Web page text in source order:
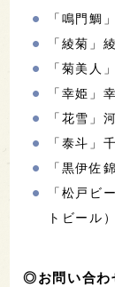
「鳴門鯛
「綾菊」
「菊美人
「幸姫」
「花雪」
「泰斗」
「黒伊佐
「松戸ビ
トビール）
◎お問い合わ